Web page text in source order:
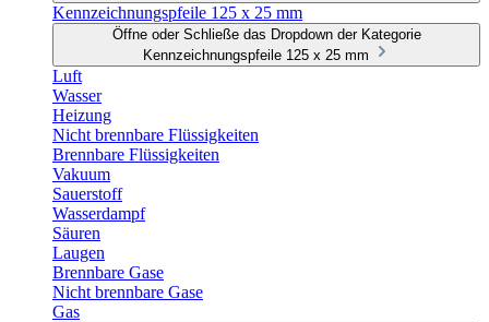
Kennzeichnungspfeile 125 x 25 mm
Öffne oder Schließe das Dropdown der Kategorie
Kennzeichnungspfeile 125 x 25 mm
Luft
Wasser
Heizung
Nicht brennbare Flüssigkeiten
Brennbare Flüssigkeiten
Vakuum
Sauerstoff
Wasserdampf
Säuren
Laugen
Brennbare Gase
Nicht brennbare Gase
Gas